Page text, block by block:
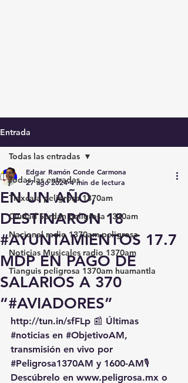
Entrada
Todas las entradas
Tlaxcala peligrosa 1370am
Ciudad Serdán peligrosa 1370am
Nacional radio 1370am peligrosa
Noticias Musicales radio 1370am
Tianguis peligrosa 1370am huamantla
Todas las entradas
EN UN AÑO,
DESTINARON 18
#AYUNTAMIENTOS 17.7
MDP EN PAGO DE
SALARIOS A 370
“#AVIADORES”
Edgar Ramón Conde Carmona
27 ago 2024 4 min de lectura
http://tun.in/sfFLp 📰 Últimas
#noticias en #ObjetivoAM,
transmisión en vivo por
#Peligrosa1370AM y 1600-AM🎙️
Descúbrelo en www.peligrosa.mx o